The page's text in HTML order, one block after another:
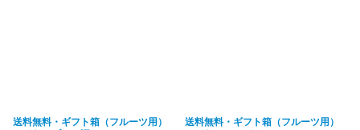
送料無料・ギフト箱（フルーツ用）
送料無料・ギフト箱（フルーツ用）